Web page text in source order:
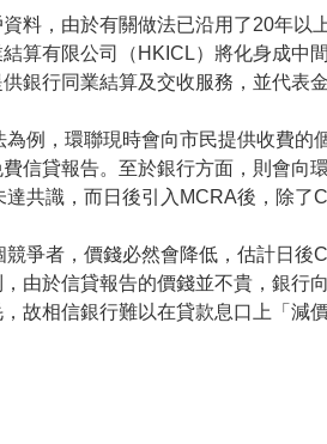
料，由於有關做法已沿用了20年以
算有限公司（HKICL）將化身成
銀行同業結算及交收服務，並代表
例，環聯現時會向市民提供收費
信貸報告。至於銀行方面，則會向
共識，而日後引入MCRA後，除了
爭者，價錢必然會降低，估計日
由於信貸報告的價錢並不貴，銀行
故相信銀行難以在貸款息口上「減